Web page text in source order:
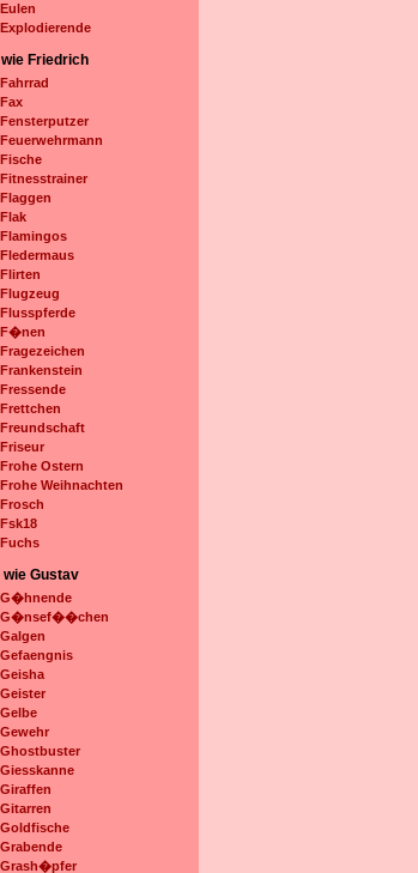
wie Friedrich
Ostern
Weihnachten
wie Gustav
G�nsef��chen